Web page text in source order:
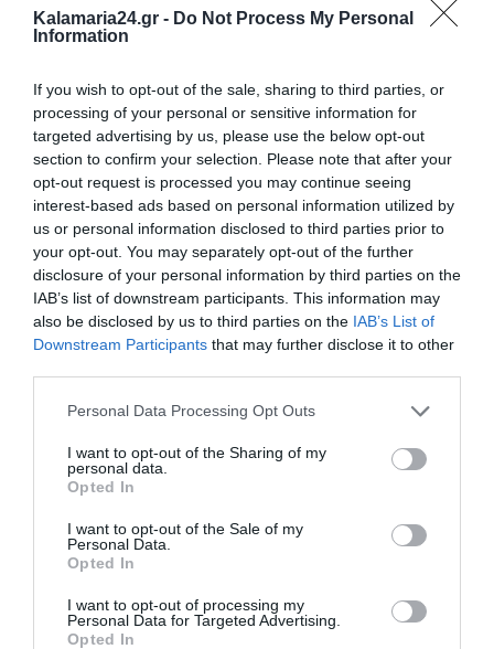
Kalamaria24.gr - Do Not Process My Personal
Information
If you wish to opt-out of the sale, sharing to third parties, or
processing of your personal or sensitive information for
targeted advertising by us, please use the below opt-out
section to confirm your selection. Please note that after your
opt-out request is processed you may continue seeing
interest-based ads based on personal information utilized by
us or personal information disclosed to third parties prior to
your opt-out. You may separately opt-out of the further
disclosure of your personal information by third parties on the
IAB’s list of downstream participants. This information may
also be disclosed by us to third parties on the IAB’s List of
Downstream Participants that may further disclose it to other
Personal Data Processing Opt Outs
I want to opt-out of the Sharing of my
personal data.
Opted In
I want to opt-out of the Sale of my
Personal Data.
Opted In
I want to opt-out of processing my
Personal Data for Targeted Advertising.
Opted In